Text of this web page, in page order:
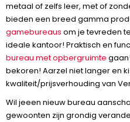
metaal of zelfs leer, met of
bieden een breed gamma
gamebureaus om je tevreden
ideale kantoor! Praktisch en
bureau met opbergruimte
bekoren! Aarzel niet langer en
kwaliteit/prijsverhouding van
Wil jeeen nieuw bureau
gewoonten zijn grondig